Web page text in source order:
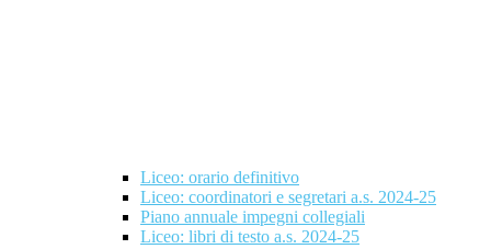
Liceo: orario definitivo
Liceo: coordinatori e segretari a.s. 2024-25
Piano annuale impegni collegiali
Liceo: libri di testo a.s. 2024-25